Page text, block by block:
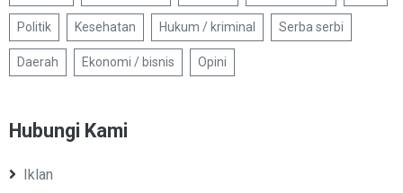
Politik Kesehatan Hukum / kriminal Serba serbi
Daerah Ekonomi / bisnis Opini
Hubungi Kami
Iklan